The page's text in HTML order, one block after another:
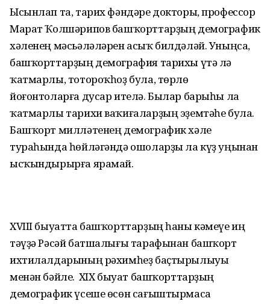
Ысынлап та, тарих фәндәре докторы, профессор
Марат Ҡолшәрипов башҡорттарҙың демографик
хәленең мәсьәләләрен асыҡ билдәләй. Уныңса,
башҡорттарҙың демография тарихы үтә лә
ҡатмарлы, тотороҡһоҙ була, төрлө
йоғонтоларға дусар ителә. Былар барыһы ла
ҡатмарлы тарихи ваҡиғаларҙың эҙемтәһе була.
Башҡорт милләтенең демографик хәле
тураһында һөйләгәндә ошоларҙы ла күҙ уңынан
ысҡындырырға ярамай.
XVIII быуатта башҡорттарҙың һаны кәмеүе иң
тәүҙә Рәсәй батшалығы тарафынан башҡорт
ихтилалдарының рәхимһеҙ баҫтырылыуы
менән бәйле. Ә XIX быуат башҡорттарҙың
демографик үсеше өсөн сағыштырмаса